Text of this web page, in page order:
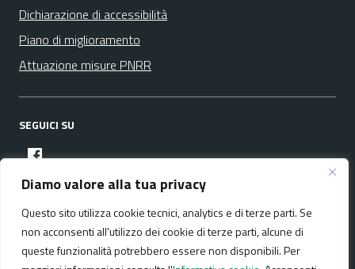
Diamo valore alla tua privacy
Questo sito utilizza cookie tecnici, analytics e di terze parti. Se
non acconsenti all'utilizzo dei cookie di terze parti, alcune di
queste funzionalità potrebbero essere non disponibili. Per
Dichiarazione di accessibilità
Piano di miglioramento
Attuazione misure PNRR
SEGUICI SU
facebook
Media policy Mappa del sito